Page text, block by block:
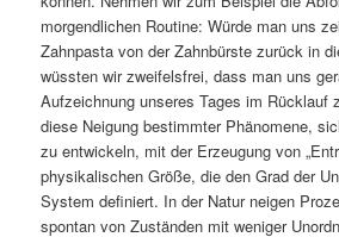
morgendlichen Routine: Würde man uns
Zahnpasta von der Zahnbürste zurück in
wüssten wir zweifelsfrei, dass man uns
Aufzeichnung unseres Tages im Rücklauf
diese Neigung bestimmter Phänomene,
zu entwickeln, mit der Erzeugung von
physikalischen Größe, die den Grad der
System definiert. In der Natur neigen
spontan von Zuständen mit weniger